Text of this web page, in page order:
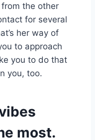
the other
for several
her way of
to approach
you to do that
you, too.
most.